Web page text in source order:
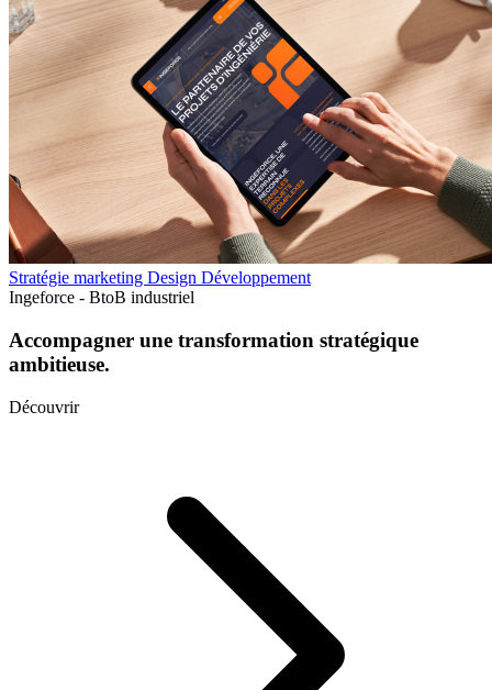
Stratégie marketing Design Développement
Ingeforce - BtoB industriel
Accompagner une transformation stratégique
ambitieuse.
Découvrir